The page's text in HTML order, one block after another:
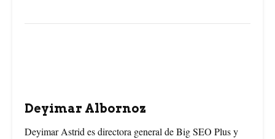
k
e
s
Deyimar Albornoz
Deyimar Astrid es directora general de Big SEO Plus y